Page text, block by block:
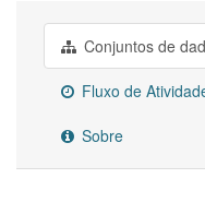
Conjuntos de
Fluxo de
Sobre